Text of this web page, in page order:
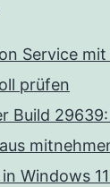
Service
prüfen
Build
Windows